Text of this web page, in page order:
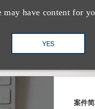
have content for
YES
案件